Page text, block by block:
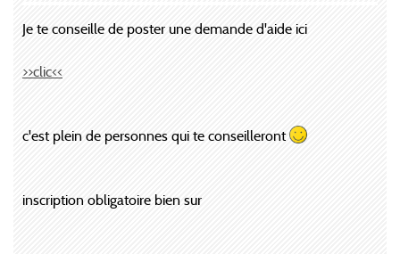
Je te conseille de poster une demande d'aide ici
>>clic<<
c'est plein de personnes qui te conseilleront
inscription obligatoire bien sur